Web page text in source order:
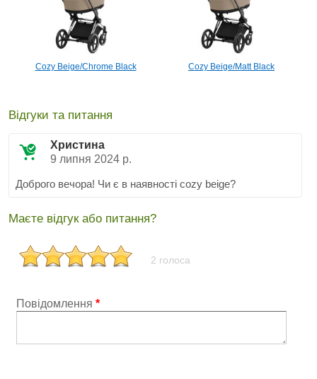
Cozy Beige/Chrome Black Cozy Beige/Matt Black
Відгуки та питання
Христина
9 липня 2024 р.
Доброго вечора! Чи є в наявності cozy beige?
Маєте відгук або питання?
2 голоса
Повідомлення *